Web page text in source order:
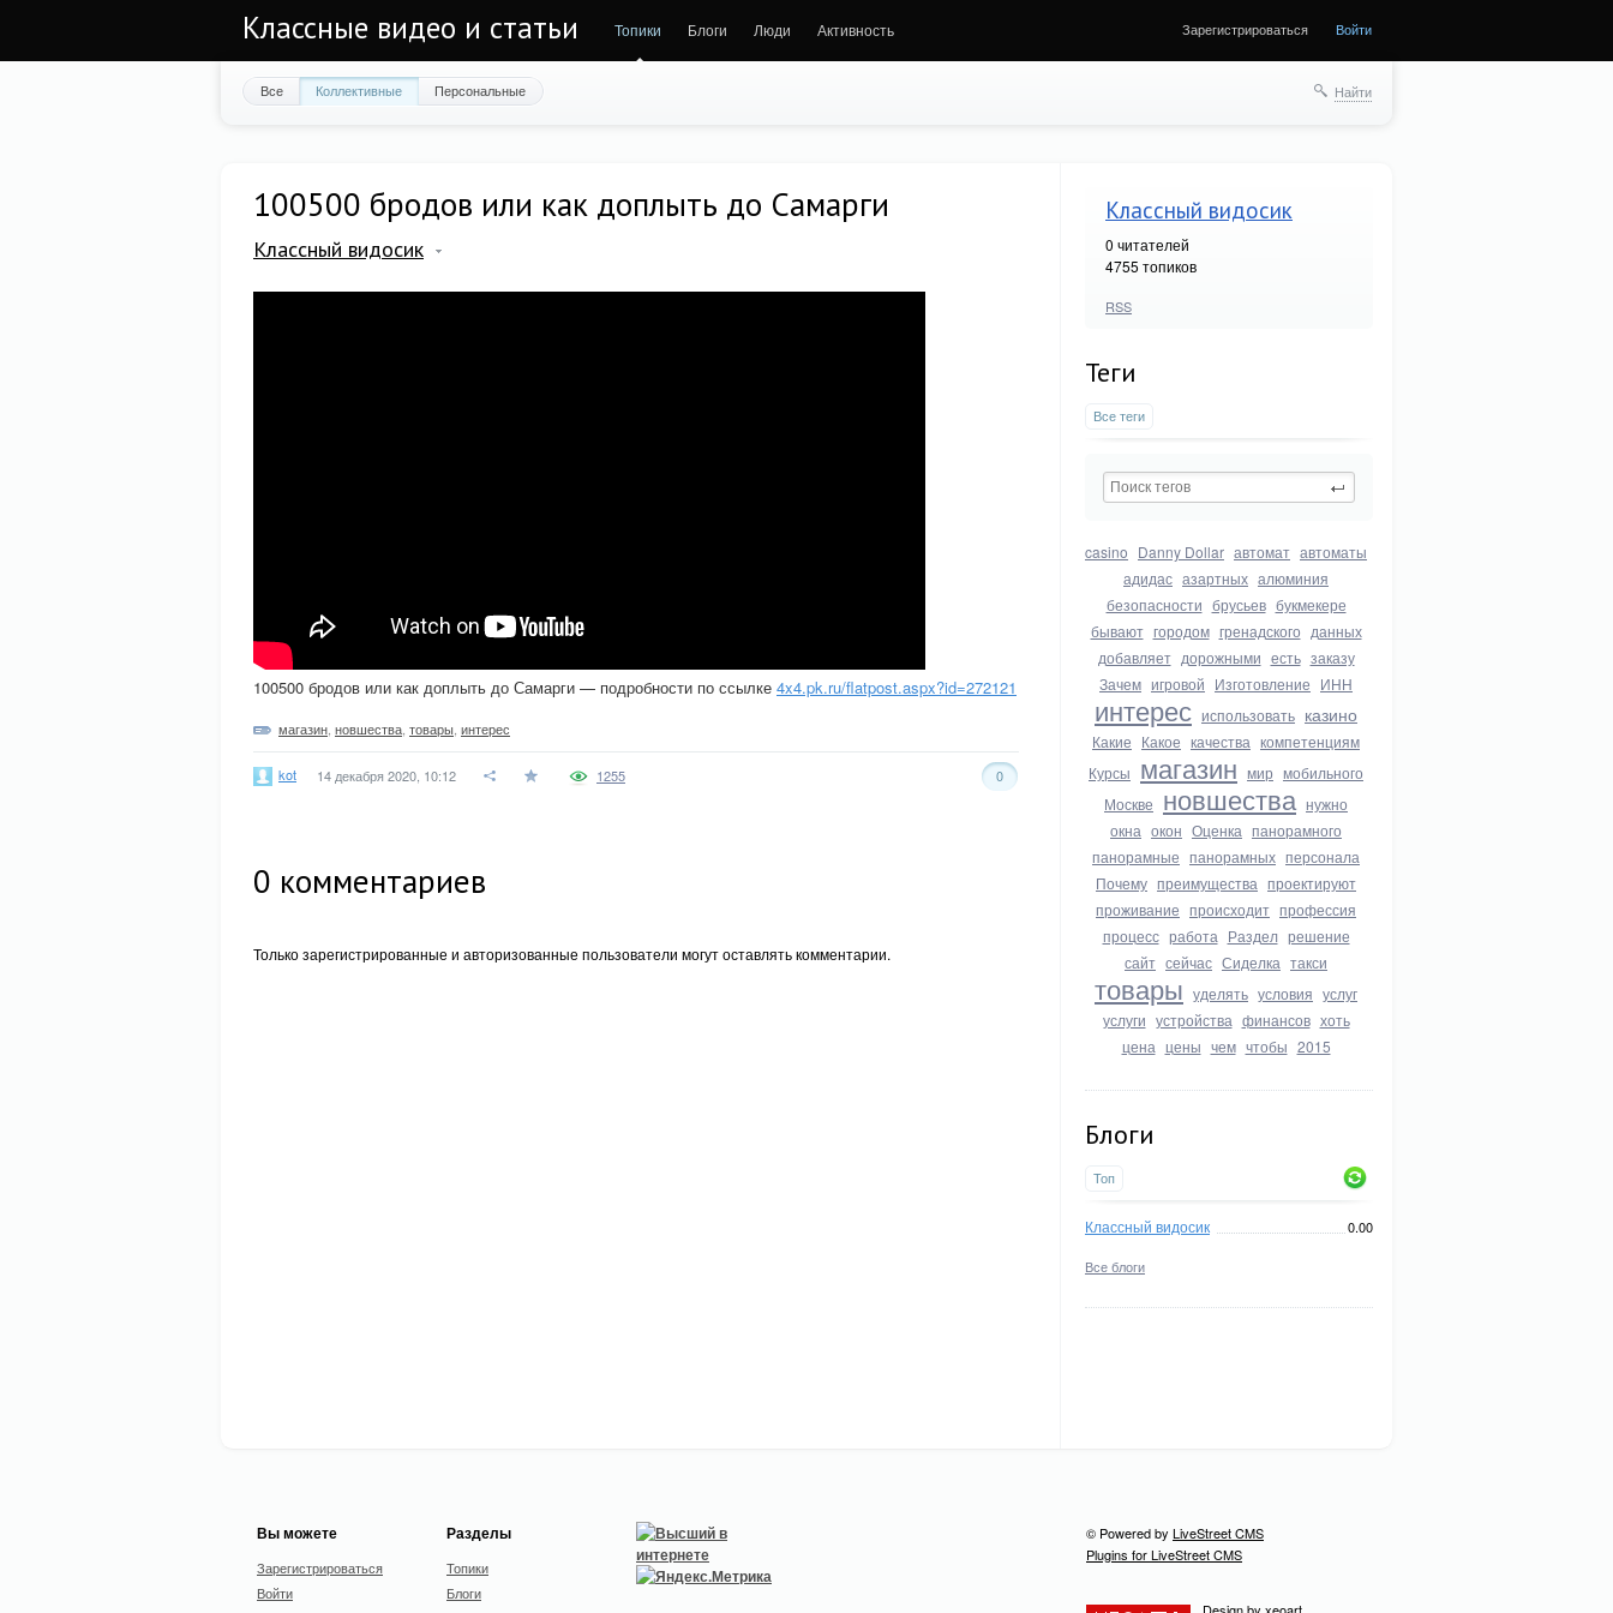
Классные видео и статьи Топики Блоги Люди Активность Зарегистрироваться Войти
Все Коллективные Персональные Найти
Классный видосик
0 читателей
4755 топиков
RSS
Теги
Все теги
casino Danny Dollar автомат автоматы
адидас азартных алюминия
безопасности брусьев букмекере
бывают городом гренадского данных
добавляет дорожными есть заказу
Зачем игровой Изготовление ИНН
интерес использовать казино
Какие Какое качества компетенциям
Курсы магазин мир мобильного
Москве новшества нужно
окна окон Оценка панорамного
панорамные панорамных персонала
Почему преимущества проектируют
проживание происходит профессия
процесс работа Раздел решение
сайт сейчас Сиделка такси
товары уделять условия услуг
услуги устройства финансов хоть
цена цены чем чтобы 2015
Блоги
Топ
Классный видосик 0.00
Все блоги
100500 бродов или как доплыть до Самарги
Классный видосик
100500 бродов или как доплыть до Самарги — подробности по ссылке 4x4.pk.ru/flatpost.aspx?id=272121
магазин новшества товары интерес
kot 14 декабря 2020, 10:12 0
1255
0 комментариев
Только зарегистрированные и авторизованные пользователи могут оставлять комментарии.
Вы можете
Зарегистрироваться
Войти
Разделы
Топики
Блоги
© Powered by LiveStreet CMS
Plugins for LiveStreet CMS